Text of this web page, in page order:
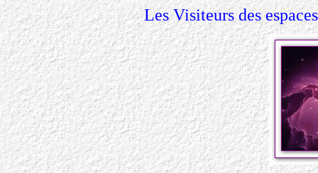
Les Visiteurs des